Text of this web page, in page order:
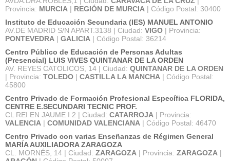
Provincia: MURCIA | REGIÓN DE MURCIA | Código Postal: 30400
Instituto de Educación Secundaria (IES) MANUEL ANTONIO
AV.DE MADRID S/N APART.3138 | Ciudad: VIGO | Provincia:
PONTEVEDRA | GALICIA | Código Postal: 36214
Centro Público de Educación de Personas Adultas
(Presencial) LUIS VIVES QUINTANAR DE LA ORDEN
AV. REYES CATOLICOS, 14 | Ciudad: QUINTANAR DE LA ORDEN
| Provincia: TOLEDO | CASTILLA LA MANCHA | Código Postal:
45800
Centro Privado de Formación Profesional Específica FLORIDA,
CENTRE E.SECUNDARI TECNIC PROF.
CL REI EN JAUME I 2 | Ciudad: CATARROJA | Provincia:
VALENCIA | COMUNIDAD VALENCIANA | Código Postal: 46470
Centro Privado con varias Enseñanzas de Régimen General
MARÍA AUXILIADORA ZARAGOZA
CL. MORNÉS, 14 | Ciudad: ZARAGOZA | Provincia: ZARAGOZA |